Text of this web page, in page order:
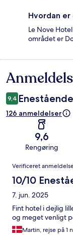
Hvordan
Le Nove
området er
9,4 Enestående
126 anmeldelser
9,6
Rengøring
Verificeret
10/10
7. jun. 2025
Fint hotel i dejlig
og meget venligt
Martin, rejse på 1